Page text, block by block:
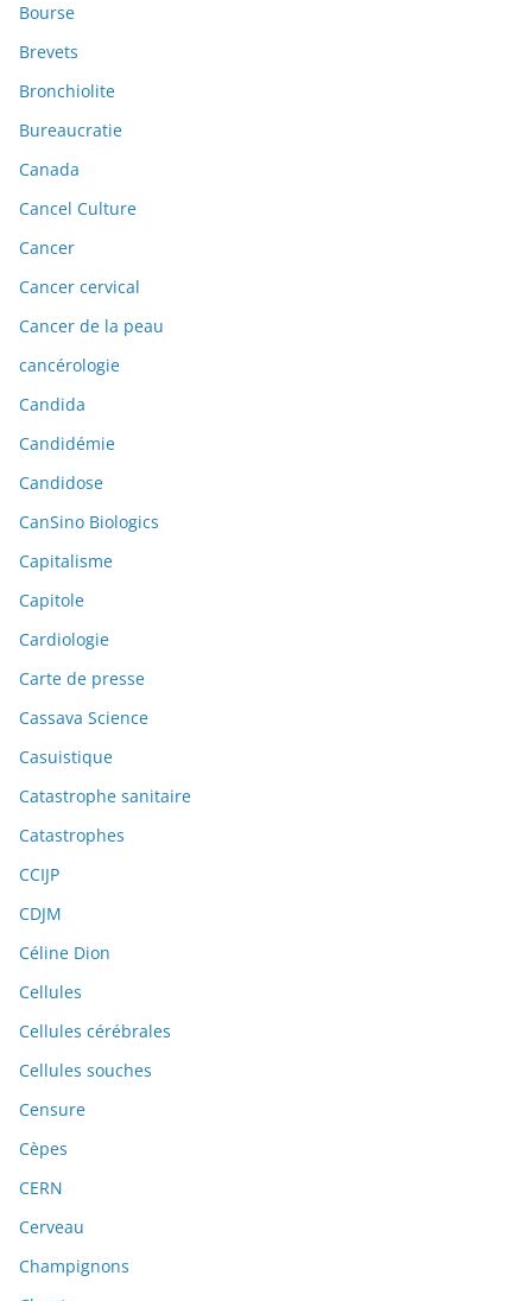
Bourse
Brevets
Bronchiolite
Bureaucratie
Canada
Cancel Culture
Cancer
Cancer cervical
Cancer de la peau
cancérologie
Candida
Candidémie
Candidose
CanSino Biologics
Capitalisme
Capitole
Cardiologie
Carte de presse
Cassava Science
Casuistique
Catastrophe sanitaire
Catastrophes
CCIJP
CDJM
Céline Dion
Cellules
Cellules cérébrales
Cellules souches
Censure
Cèpes
CERN
Cerveau
Champignons